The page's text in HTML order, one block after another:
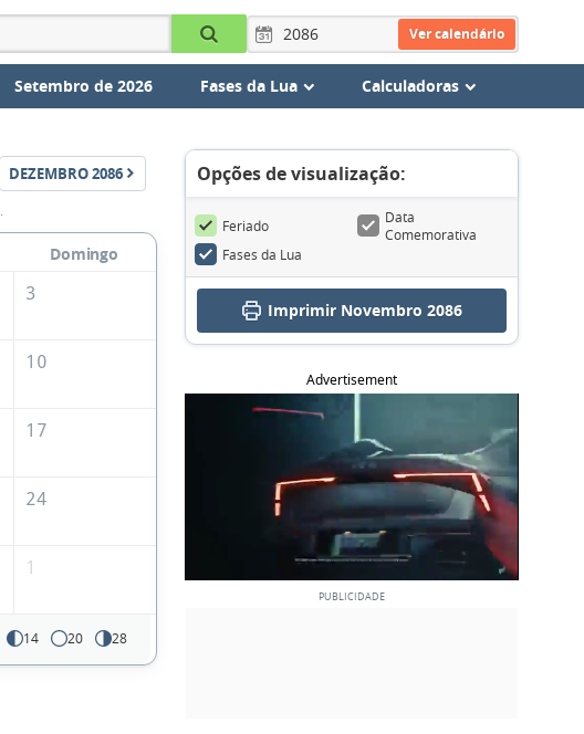
Ver calendário
Setembro de 2026 Fases da Lua Calculadoras
DEZEMBRO2086
Domingo
3
10
17
24
1
14 20 28
Opções de visualização:
Feriado
Data
Comemorativa
Fases da Lua
Imprimir Novembro 2086
Advertisement